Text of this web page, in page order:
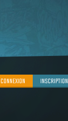
CONNEXION INSCRIPTION